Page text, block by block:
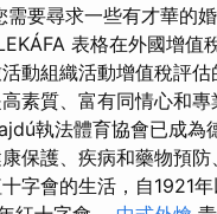
需要尋求一些有才華的
表格在外國增值
動組織活動增值稅評
素質、富有同情心和
執法體育協會已成為
保護、疾病和藥物預
字會的生活，自1921